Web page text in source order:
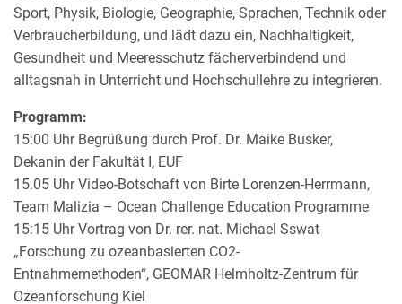
Sport, Physik, Biologie, Geographie, Sprachen, Technik oder
Verbraucherbildung, und lädt dazu ein, Nachhaltigkeit,
Gesundheit und Meeresschutz fächerverbindend und
alltagsnah in Unterricht und Hochschullehre zu integrieren.
Programm:
15:00 Uhr Begrüßung durch Prof. Dr. Maike Busker,
Dekanin der Fakultät I, EUF
15.05 Uhr Video-Botschaft von Birte Lorenzen-Herrmann,
Team Malizia – Ocean Challenge Education Programme
15:15 Uhr Vortrag von Dr. rer. nat. Michael Sswat
„Forschung zu ozeanbasierten CO2-
Entnahmemethoden“, GEOMAR Helmholtz-Zentrum für
Ozeanforschung Kiel